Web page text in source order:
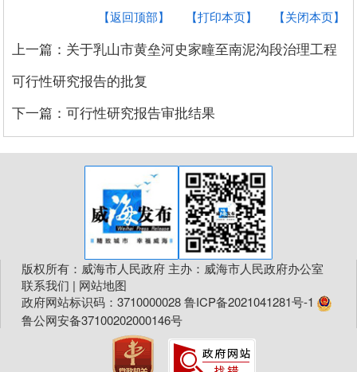
【关闭本页】
【打印本页】
【返回顶部】
上一篇：关于乳山市黄垒河史家疃至南泥沟段治理工程
可行性研究报告的批复
下一篇：可行性研究报告审批结果
版权所有：威海市人民政府 主办：威海市人民政府办公室
联系我们 | 网站地图
政府网站标识码：3710000028鲁ICP备2021041281号-1
鲁公网安备37100202000146号